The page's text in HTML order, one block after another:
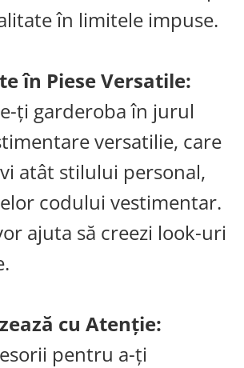
în limitele impuse.
în Piese Versatile:
ți garderoba în jurul
versatilie, care
atât stilului personal,
codului vestimentar.
ajuta să creezi look-uri
cu Atenție:
pentru a-ți